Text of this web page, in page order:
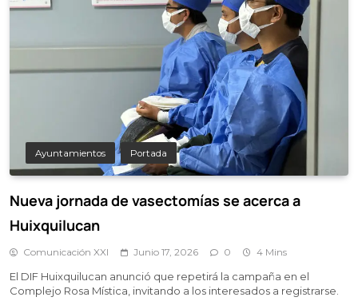
Ayuntamientos Portada
Nueva jornada de vasectomías se acerca a
Huixquilucan
Comunicación XXI Junio 17, 2026 0 4 Mins
El DIF Huixquilucan anunció que repetirá la campaña en el
Complejo Rosa Mística, invitando a los interesados a registrarse.